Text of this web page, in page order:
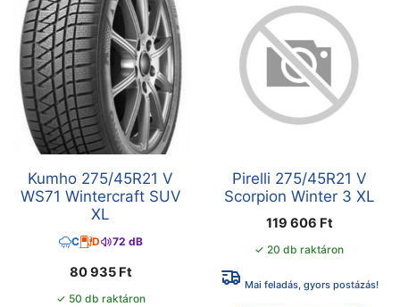
Kumho 275/45R21 V
WS71 Wintercraft SUV
XL
C D 72 dB
80 935 Ft
✓ 50 db raktáron
Pirelli 275/45R21 V
Scorpion Winter 3 XL
119 606 Ft
✓ 20 db raktáron
Mai feladás, gyors postázás!